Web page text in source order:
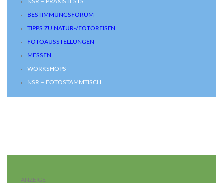
NSR – PRAXISTESTS
BESTIMMUNGSFORUM
TIPPS ZU NATUR-/FOTOREISEN
FOTOAUSSTELLUNGEN
MESSEN
WORKSHOPS
NSR – FOTOSTAMMTISCH
- ANZEIGE -